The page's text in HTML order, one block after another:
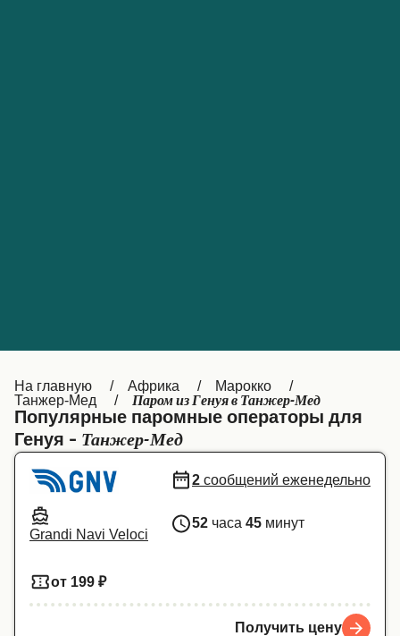
Italia Canada (FR)
Canada België (NL)
Ελλάδα Belgique (FR)
Polska Deutschland
Schweiz (DE) Norge
На главную Африка
Марокко
Танжер-Мед
Паром из Генуя в Танжер-Мед
Популярные паромные операторы для
Генуя - Танжер-Мед
Grandi Navi Veloci
2 сообщений еженедельно
52 часа 45 минут
от 199 ₽
Получить цену